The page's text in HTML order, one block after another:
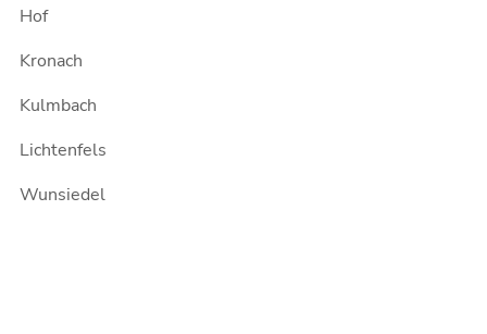
Hof
Kronach
Kulmbach
Lichtenfels
Wunsiedel